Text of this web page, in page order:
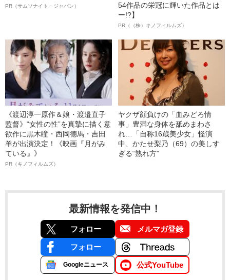
PR（サムソナイト・ジャパン）
54作品の栄冠に輝いた作品とは
ー!?】
PR（（株）キノフィルムズ）
《渡辺淳一原作＆娘・渡邉直子
監督》“女性の性”を真摯に描く意
欲作に黒木瞳・西岡德馬・吉田
羊が出演決定！《映画『月がみ
ている』》
PR（キノフィルムズ）
ヤクザ顔負けの「血みどろ情
事」豊満な身体を舐めまわさ
れ…「自称16歳美少女」怪演
中、かたせ梨乃（69）の美しす
ぎる“熟れ方”
最新情報を発信中！
フォロー メルマガ登録
フォロー
Googleニュース 公式YouTube